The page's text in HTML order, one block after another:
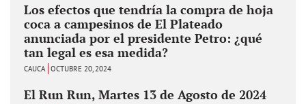
Los efectos que tendría la compra de hoja
coca a campesinos de El Plateado
anunciada por el presidente Petro: ¿qué
tan legal es esa medida?
CAUCA OCTUBRE 20, 2024
El Run Run, Martes 13 de Agosto de 2024